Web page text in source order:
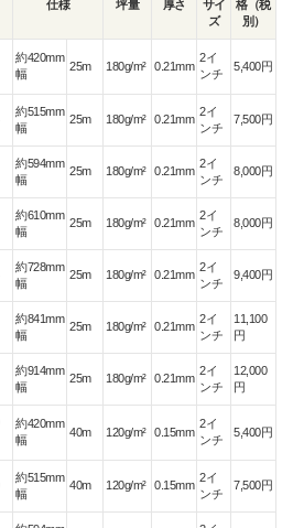
仕様 坪量 厚さ
サイ
ズ
格（税
別）
約420mm
幅
25m 180g/m² 0.21mm
2イ
ンチ
5,400円
約515mm
幅
25m 180g/m² 0.21mm
2イ
ンチ
7,500円
約594mm
幅
25m 180g/m² 0.21mm
2イ
ンチ
8,000円
約610mm
幅
25m 180g/m² 0.21mm
2イ
ンチ
8,000円
約728mm
幅
25m 180g/m² 0.21mm
2イ
ンチ
9,400円
約841mm
幅
25m 180g/m² 0.21mm
2イ
ンチ
11,100
円
約914mm
幅
25m 180g/m² 0.21mm
2イ
ンチ
12,000
円
約420mm
幅
40m 120g/m² 0.15mm
2イ
ンチ
5,400円
約515mm
幅
40m 120g/m² 0.15mm
2イ
ンチ
7,500円